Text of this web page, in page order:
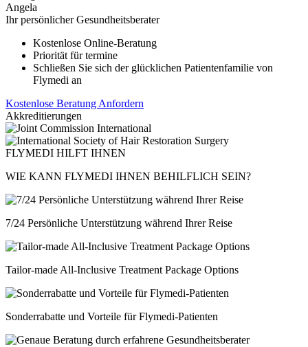
Angela
Ihr persönlicher Gesundheitsberater
Kostenlose Online-Beratung
Priorität für termine
Schließen Sie sich der glücklichen Patientenfamilie von
Flymedi an
Kostenlose Beratung Anfordern
Akkreditierungen
FLYMEDI HILFT IHNEN
WIE KANN FLYMEDI IHNEN BEHILFLICH SEIN?
7/24 Persönliche Unterstützung während Ihrer Reise
Tailor-made All-Inclusive Treatment Package Options
Sonderrabatte und Vorteile für Flymedi-Patienten